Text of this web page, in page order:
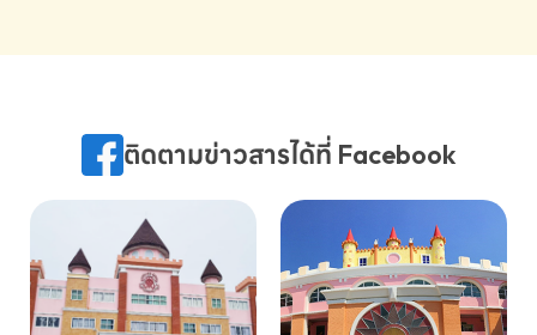
ภาษา ผ่านประสบการณ์การเรียนรู้
075-691910ติดตามข่าวสารได้ที่ Facebook